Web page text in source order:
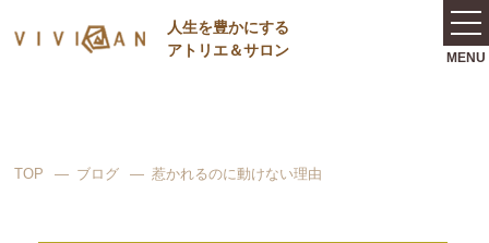
⼈⽣を豊かにする
アトリエ＆サロン
TOP ブログ 惹かれるのに動けない理由